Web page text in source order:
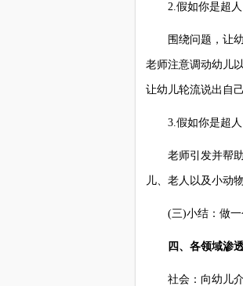
2.假如你是超人
围绕问题，让幼
老师注意调动幼儿
让幼儿轮流说出自
3.假如你是超人
老师引发并帮助
儿、老人以及小动
(三)小结：做一
四、各领域渗
社会：向幼儿介